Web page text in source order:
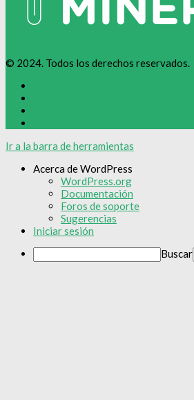
© 2024. Todos los derechos reservados.
Ir a la barra de herramientas
Acerca de WordPress
WordPress.org
Documentación
Foros de soporte
Sugerencias
Iniciar sesión
Buscar